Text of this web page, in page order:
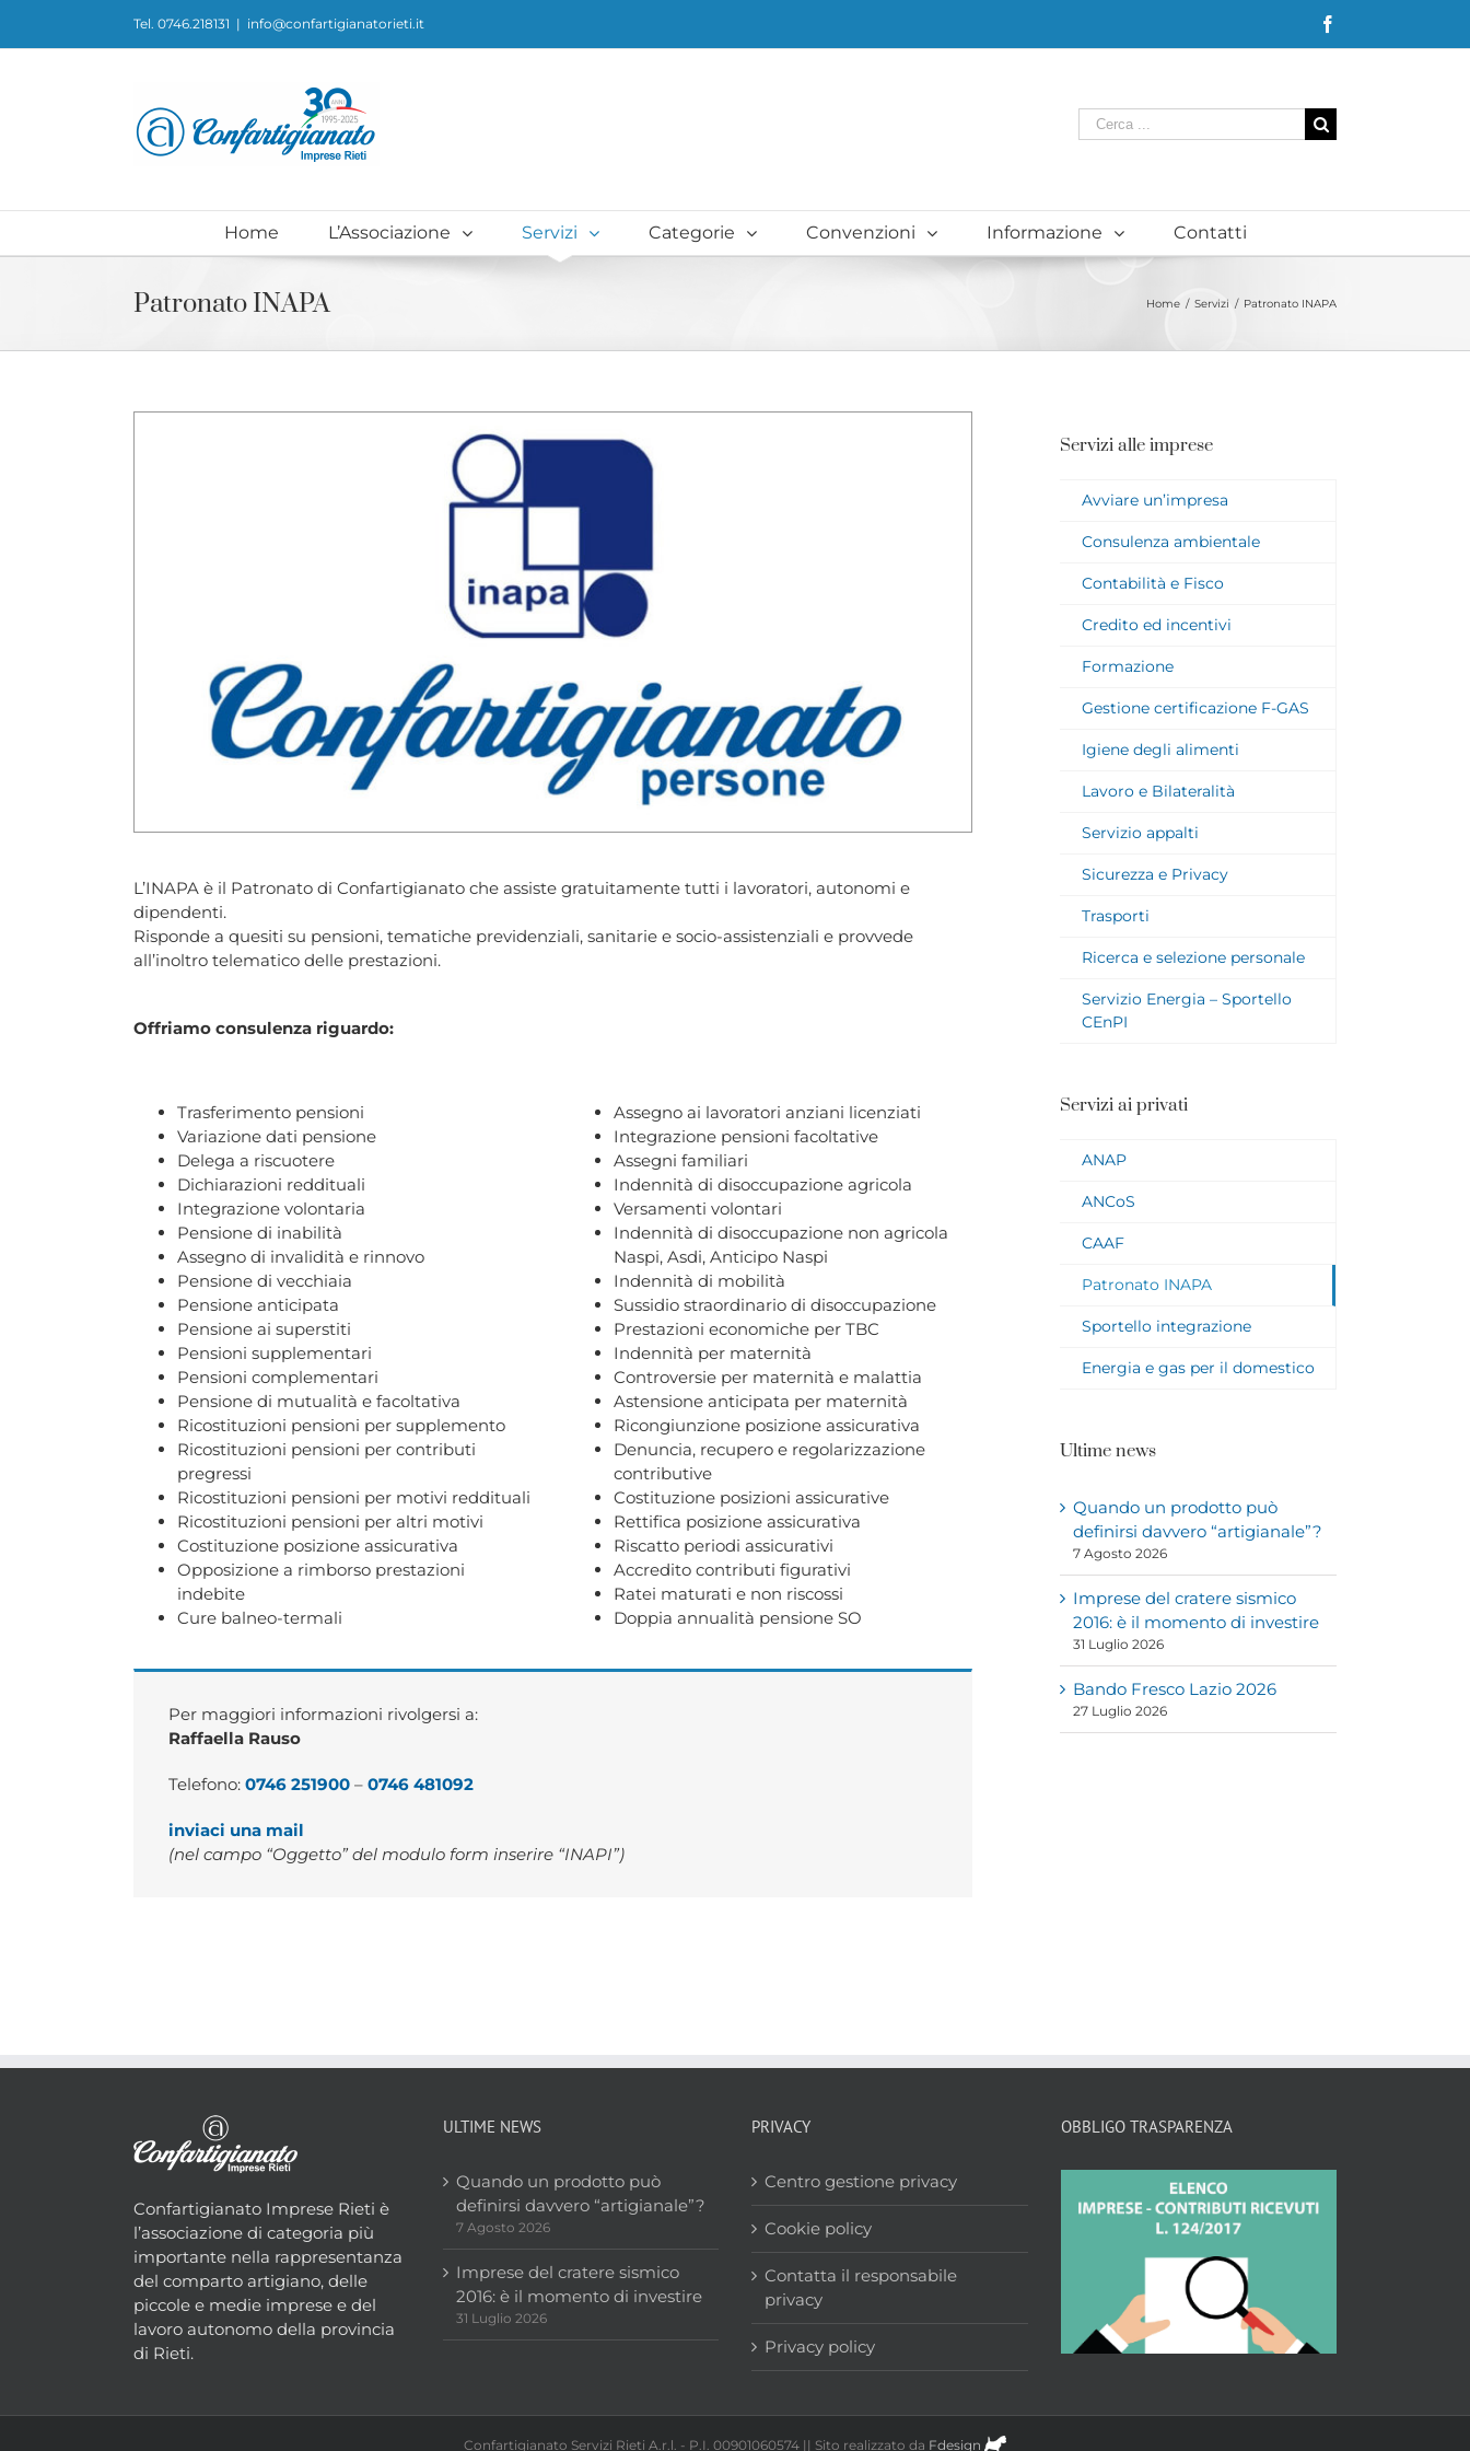
Tel. 0746.218131 | info@confartigianatorieti.it
Cerca
per:
Home L’Associazione Servizi Categorie Convenzioni Informazione Contatti
Patronato INAPA Home / Servizi / Patronato INAPA
L’INAPA è il Patronato di Confartigianato che assiste gratuitamente tutti i lavoratori, autonomi e
dipendenti.
Risponde a quesiti su pensioni, tematiche previdenziali, sanitarie e socio-assistenziali e provvede
all’inoltro telematico delle prestazioni.
Offriamo consulenza riguardo:
Trasferimento pensioni
Variazione dati pensione
Delega a riscuotere
Dichiarazioni reddituali
Integrazione volontaria
Pensione di inabilità
Assegno di invalidità e rinnovo
Pensione di vecchiaia
Pensione anticipata
Pensione ai superstiti
Pensioni supplementari
Pensioni complementari
Pensione di mutualità e facoltativa
Ricostituzioni pensioni per supplemento
Ricostituzioni pensioni per contributi
pregressi
Ricostituzioni pensioni per motivi reddituali
Ricostituzioni pensioni per altri motivi
Costituzione posizione assicurativa
Opposizione a rimborso prestazioni
indebite
Cure balneo-termali
Assegno ai lavoratori anziani licenziati
Integrazione pensioni facoltative
Assegni familiari
Indennità di disoccupazione agricola
Versamenti volontari
Indennità di disoccupazione non agricola
Naspi, Asdi, Anticipo Naspi
Indennità di mobilità
Sussidio straordinario di disoccupazione
Prestazioni economiche per TBC
Indennità per maternità
Controversie per maternità e malattia
Astensione anticipata per maternità
Ricongiunzione posizione assicurativa
Denuncia, recupero e regolarizzazione
contributive
Costituzione posizioni assicurative
Rettifica posizione assicurativa
Riscatto periodi assicurativi
Accredito contributi figurativi
Ratei maturati e non riscossi
Doppia annualità pensione SO
Per maggiori informazioni rivolgersi a:
Raffaella Rauso
Telefono: 0746 251900 – 0746 481092
inviaci una mail
(nel campo “Oggetto” del modulo form inserire “INAPI”)
Servizi alle imprese
Avviare un’impresa
Consulenza ambientale
Contabilità e Fisco
Credito ed incentivi
Formazione
Gestione certificazione F-GAS
Igiene degli alimenti
Lavoro e Bilateralità
Servizio appalti
Sicurezza e Privacy
Trasporti
Ricerca e selezione personale
Servizio Energia – Sportello
CEnPI
Servizi ai privati
ANAP
ANCoS
CAAF
Patronato INAPA
Sportello integrazione
Energia e gas per il domestico
Ultime news
Quando un prodotto può
definirsi davvero “artigianale”?
7 Agosto 2026
Imprese del cratere sismico
2016: è il momento di investire
31 Luglio 2026
Bando Fresco Lazio 2026
27 Luglio 2026
Confartigianato Imprese Rieti è
l’associazione di categoria più
importante nella rappresentanza
del comparto artigiano, delle
piccole e medie imprese e del
lavoro autonomo della provincia
di Rieti.
ULTIME NEWS
Quando un prodotto può
definirsi davvero “artigianale”?
7 Agosto 2026
Imprese del cratere sismico
2016: è il momento di investire
31 Luglio 2026
PRIVACY
Centro gestione privacy
Cookie policy
Contatta il responsabile
privacy
Privacy policy
OBBLIGO TRASPARENZA
Confartigianato Servizi Rieti A.r.l. - P.I. 00901060574 || Sito realizzato da Fdesign